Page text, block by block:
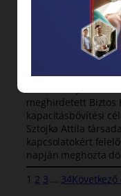
Döntés a
meghirdetett
2026.04.28.
meghirdetett Biztos
kapacitásbővítési
Sztojka Attila
kapcsolatokért
napján meghozta
1 2 3 … 34Következő